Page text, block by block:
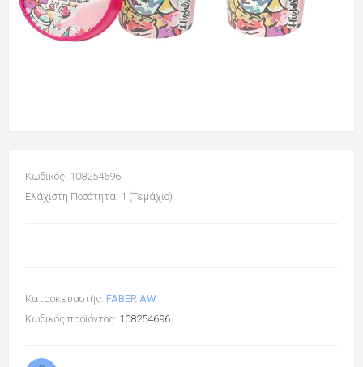
Κωδικός: 108254696
Ελάχιστη Ποσότητα: 1 (Τεμάχιο)
Κατασκευαστής: FABER AW
Κωδικός προϊόντος: 108254696